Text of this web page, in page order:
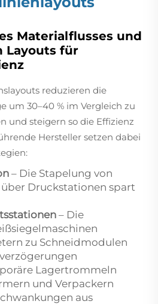
Materialflusses und
Layouts für
reduzieren die
um 30–40 % im Vergleich zu
und steigern so die Effizienz
Hersteller setzen dabei
– Die Stapelung von
Druckstationen spart
– Die
zu Schneidmodulen
Lagertrommeln
und Verpackern
aus